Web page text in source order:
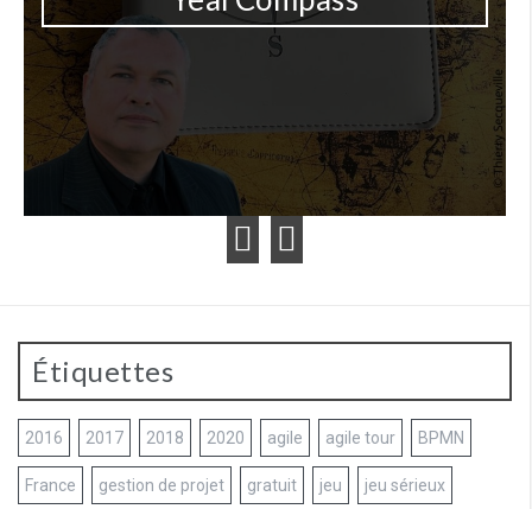
Étiquettes
2016 2017 2018 2020 agile agile tour BPMN
France gestion de projet gratuit jeu jeu sérieux